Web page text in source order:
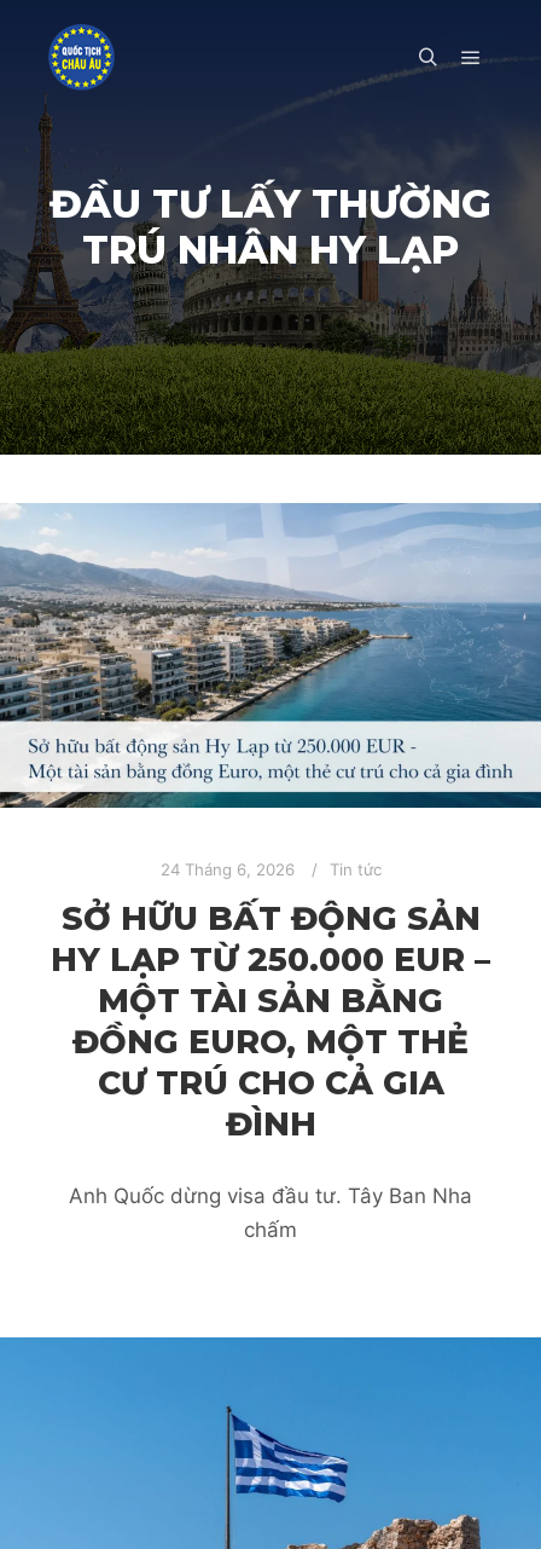
ĐẦU TƯ LẤY THƯỜNG
TRÚ NHÂN HY LẠP
24 Tháng 6, 2026 Tin tức
SỞ HỮU BẤT ĐỘNG SẢN
HY LẠP TỪ 250.000 EUR –
MỘT TÀI SẢN BẰNG
ĐỒNG EURO, MỘT THẺ
CƯ TRÚ CHO CẢ GIA
ĐÌNH
Anh Quốc dừng visa đầu tư. Tây Ban Nha
chấm